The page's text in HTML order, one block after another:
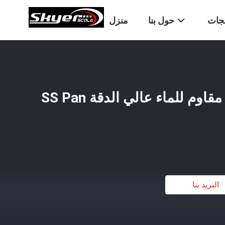
منزل حول بنا
مقياس وزن إلكتروني مقاوم للماء عالي الدقة SS Pan
البريد بنا